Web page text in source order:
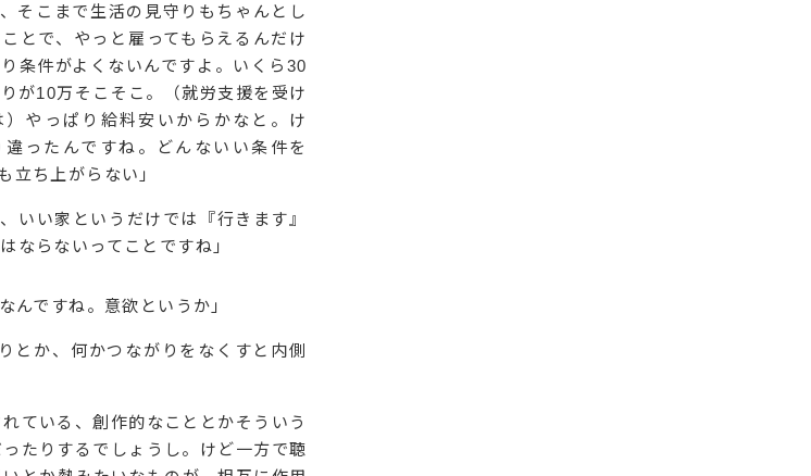
そこまで生活の見守りもちゃんとし
とで、やっと雇ってもらえるんだけ
条件がよくないんですよ。いくら30
が10万そこそこ。（就労支援を受け
）やっぱり給料安いからかなと。け
違ったんですね。どんないい条件を
立ち上がらない」
、いい家というだけでは『行きます』
ならないってことですね」
んですね。意欲というか」
とか、何かつながりをなくすと内側
ている、創作的なこととかそういう
たりするでしょうし。けど一方で聴